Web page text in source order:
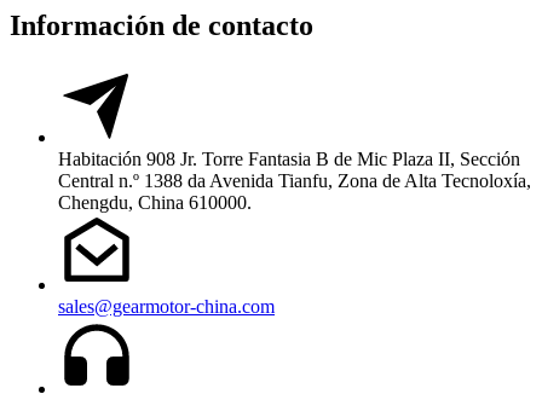
Información de contacto
Habitación 908 Jr. Torre Fantasia B de Mic Plaza II, Sección
Central n.º 1388 da Avenida Tianfu, Zona de Alta Tecnoloxía,
Chengdu, China 610000.
sales@gearmotor-china.com